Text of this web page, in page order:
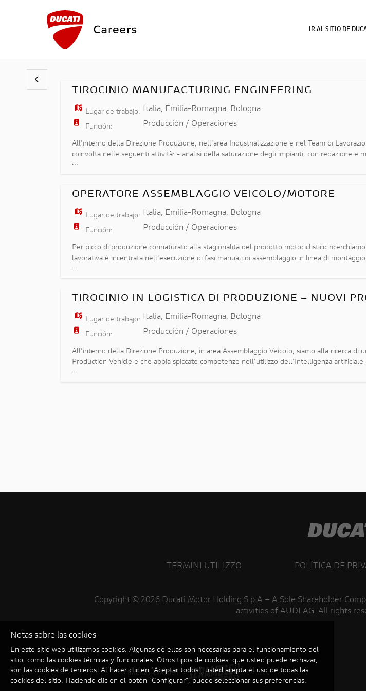
Notas sobre las cookies
En este sitio web utilizamos cookies. Algunas de ellas son necesarias para el funcionamiento del
sitio, como las cookies técnicas y funcionales. Otros tipos de cookies, que usted puede rechazar,
son las cookies de terceros. Al hacer clic en "Aceptar todos", usted acepta el uso de todas las
cookies del sitio. Haciendo clic en el botón "Configurar", puede seleccionar sus preferencias.
IR AL SITIO DE
TIROCINIO MANUFACTURING ENGINEERING
Lugar de trabajo: Italia, Emilia-Romagna, Bologna
Función: Producción / Operaciones
All'interno della Direzione Produzione, nell'area Industrializzazione e nel Team di
coinvolta nelle seguenti attività: - analisi della saturazione degli impianti, con redazione e
- supporto alle attività di industrializzazione
...
OPERATORE ASSEMBLAGGIO VEICOLO/MOTORE
Lugar de trabajo: Italia, Emilia-Romagna, Bologna
Función: Producción / Operaciones
Per picco di produzione connaturato alla stagionalità del prodotto motociclistico
lavorativa è incentrata nell'esecuzione di fasi manuali di assemblaggio in linea di
montaggio anche di breve durata - Conoscenza tecnica e pr
...
TIROCINIO IN LOGISTICA DI PRODUZIONE – NUOVI
Lugar de trabajo: Italia, Emilia-Romagna, Bologna
Función: Producción / Operaciones
All'interno della Direzione Produzione, in area Assemblaggio Veicolo, siamo alla ricerca di
Production Vehicle e che abbia spiccate competenze nell'utilizzo dell'Intelligenza
riduzione delle attività manuali, all'automazi
...
TERMINI UTILIZZO POLÍTICA DE
Copyright © 2026 Ducati Motor Holding S.p.A – A Sole Shareholder
activities of AUDI AG. All rights
SCRAMBLER DUCATI